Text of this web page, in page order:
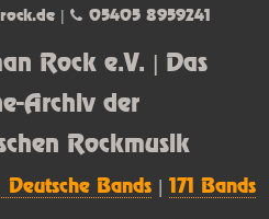
Rock e.V. | Das
Archiv der
Rockmusik
Bands |171 Bands
| 05405 8959241